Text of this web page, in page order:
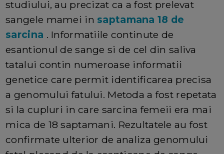
studiului, au precizat ca a fost prelevat
sangele mamei in saptamana 18 de
sarcina . Informatiile continute de
esantionul de sange si de cel din saliva
tatalui contin numeroase informatii
genetice care permit identificarea precisa
a genomului fatului. Metoda a fost repetata
si la cupluri in care sarcina femeii era mai
mica de 18 saptamani. Rezultatele au fost
confirmate ulterior de analiza genomului